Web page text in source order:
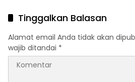
Tinggalkan Balasan
Alamat email Anda tidak akan
wajib ditandai *